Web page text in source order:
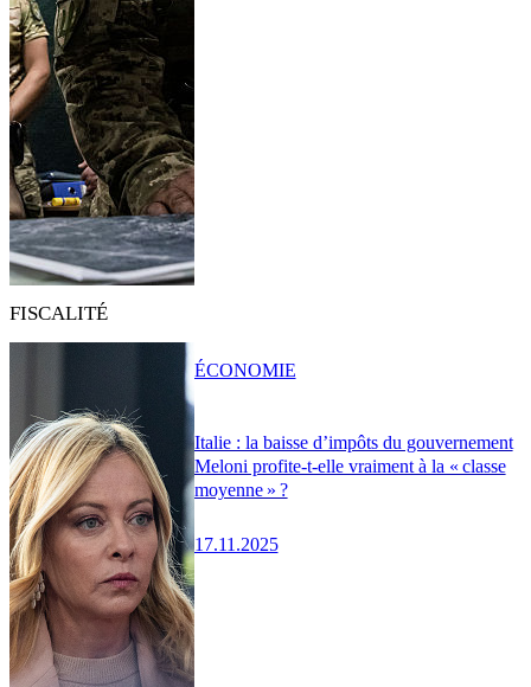
FISCALITÉ
Italie : la baisse d’impôts du gouvernement
Meloni profite-t-elle vraiment à la « classe
moyenne » ?
17.11.2025
ÉCONOMIE